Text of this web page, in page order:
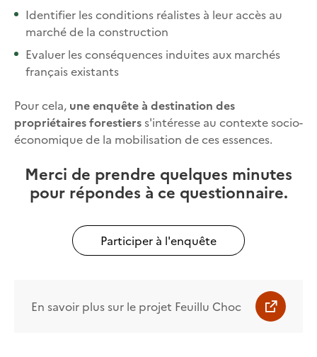
Identifier les conditions réalistes à leur accès au
marché de la construction
Evaluer les conséquences induites aux marchés
français existants
Pour cela, une enquête à destination des
propriétaires forestierss'intéresse au contexte socio-
économique de la mobilisation de ces essences.
Merci de prendre quelques minutes
pour répondes à ce questionnaire.
Participer à l'enquête
En savoir plus sur le projet Feuillu Choc